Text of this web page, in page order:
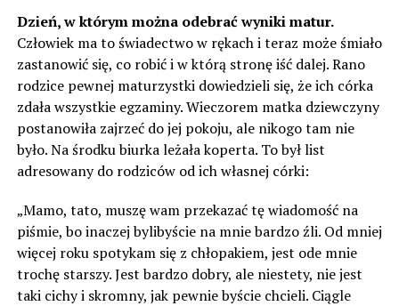
Dzień, w którym można odebrać wyniki matur.
Człowiek ma to świadectwo w rękach i teraz może śmiało
zastanowić się, co robić i w którą stronę iść dalej. Rano
rodzice pewnej maturzystki dowiedzieli się, że ich córka
zdała wszystkie egzaminy. Wieczorem matka dziewczyny
postanowiła zajrzeć do jej pokoju, ale nikogo tam nie
było. Na środku biurka leżała koperta. To był list
adresowany do rodziców od ich własnej córki:
„Mamo, tato, muszę wam przekazać tę wiadomość na
piśmie, bo inaczej bylibyście na mnie bardzo źli. Od mniej
więcej roku spotykam się z chłopakiem, jest ode mnie
trochę starszy. Jest bardzo dobry, ale niestety, nie jest
taki cichy i skromny, jak pewnie byście chcieli. Ciągle